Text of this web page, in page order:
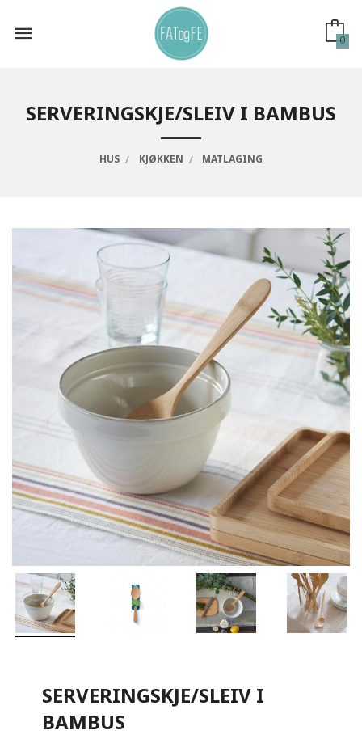
innholdet
0
SERVERINGSKJE/SLEIV I BAMBUS
HUS KJØKKEN MATLAGING
SERVERINGSKJE/SLEIV I
BAMBUS